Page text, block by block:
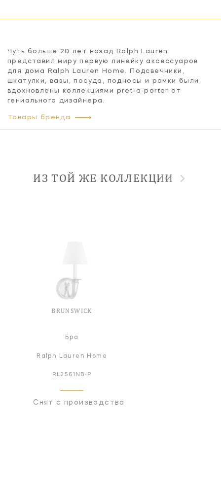
Чуть больше 20 лет назад Ralph Lauren
представил миру первую линейку аксессуаров
для дома Ralph Lauren Home. Подсвечники,
шкатулки, вазы, посуда, подносы и рамки были
вдохновлены коллекциями pret-a-porter от
гениального дизайнера.
Товары бренда
ИЗ ТОЙ ЖЕ КОЛЛЕКЦИИ
BRUNSWICK
Бра
Ralph Lauren Home
RL2561NB-P
Снят с производства